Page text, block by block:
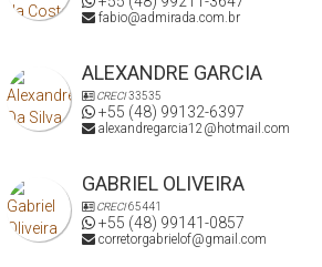
fabio@admirada.com.br
ALEXANDRE GARCIA
CRECI33535
+55 (48) 99132-6397
alexandregarcia12@hotmail.com
GABRIEL OLIVEIRA
CRECI65441
+55 (48) 99141-0857
corretorgabrielof@gmail.com